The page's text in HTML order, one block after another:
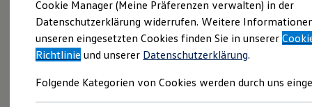
Schnell verfügbare Fahrzeuge
Angebote und Produkte
Aktuelle Angebote
E-Auto-Förderung
Volkswagen Marktplatz
Junge Gebrauchtwagen und Gebrauchtwagen
Cookie Manager (Meine Präferenzen verwalten) in der
Datenschutzerklärung widerrufen. Weitere
unseren eingesetzten Cookies finden Sie in unserer
Richtlinie und unserer Datenschutzerklärung.
Folgende Kategorien von Cookies werden durch uns